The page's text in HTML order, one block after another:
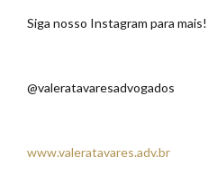
Siga nosso Instagram para mais!
@valeratavaresadvogados
www.valeratavares.adv.br